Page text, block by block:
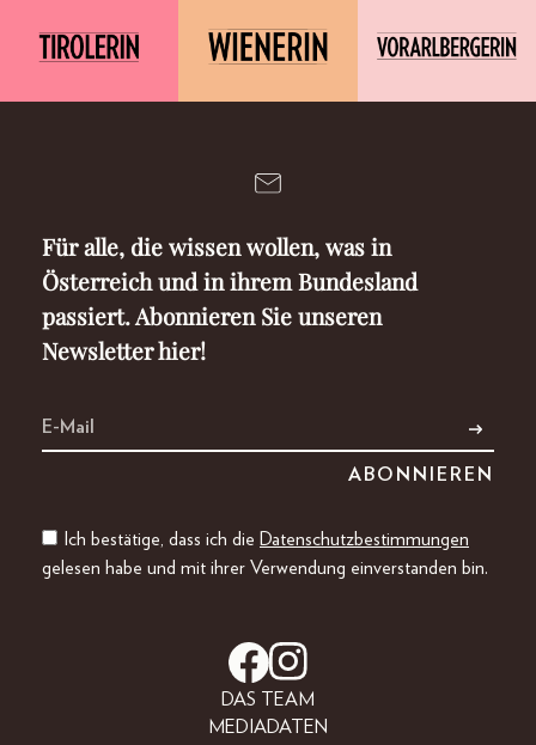
Für alle, die wissen wollen, was in
Österreich und in ihrem Bundesland
passiert. Abonnieren Sie unseren
Newsletter hier!
Ich bestätige, dass ich die Datenschutzbestimmungen
gelesen habe und mit ihrer Verwendung einverstanden bin.
DAS TEAM
MEDIADATEN